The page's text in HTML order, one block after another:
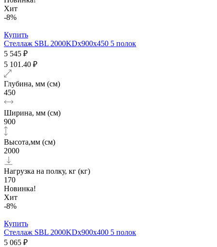
Хит
-8%
Купить
Стеллаж SBL 2000KDх900x450 5 полок
5 545 ₽
5 101.40 ₽
Глубина, мм (см)
450
Ширина, мм (см)
900
Высота,мм (см)
2000
Нагрузка на полку, кг (кг)
170
Новинка!
Хит
-8%
Купить
Стеллаж SBL 2000KDх900x400 5 полок
5 065 ₽